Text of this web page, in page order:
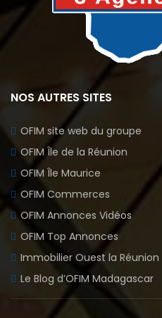
NOS AUTRES SITES
OFIM site web du groupe
OFIM Île de la Réunion
OFIM Île Maurice
OFIM Commerces
OFIM Annonces Vidéos
OFIM Top Annonces
Immobilier Ouest la Réunion
Le Blog d’OFIM Madagascar